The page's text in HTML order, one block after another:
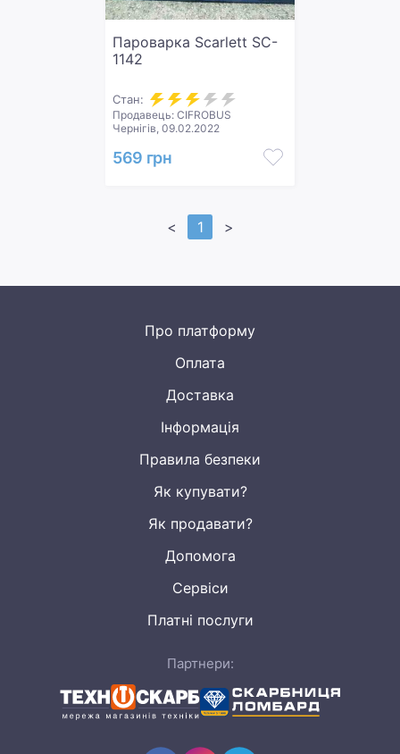
Пароварка Scarlett SC-
1142
Стан:
Продавець: CIFROBUS
Чернігів, 09.02.2022
569 грн
< 1 >
Про платформу
Оплата
Доставка
Інформація
Правила безпеки
Як купувати?
Як продавати?
Допомога
Сервіси
Платні послуги
Партнери: